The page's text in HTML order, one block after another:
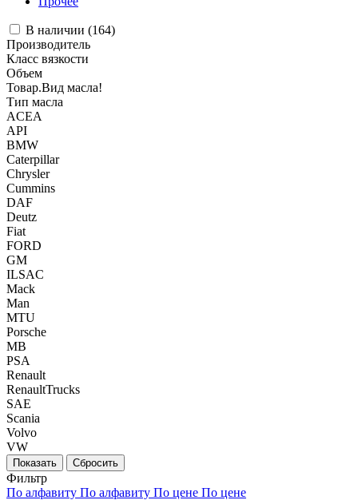
В наличии (164)
Производитель
Класс вязкости
Объем
Товар.Вид масла!
Тип масла
ACEA
API
BMW
Caterpillar
Chrysler
Cummins
DAF
Deutz
Fiat
FORD
GM
ILSAC
Mack
Man
MTU
Porsche
MB
PSA
Renault
RenaultTrucks
SAE
Scania
Volvo
VW
Фильтр
По алфавиту По алфавиту По цене По цене